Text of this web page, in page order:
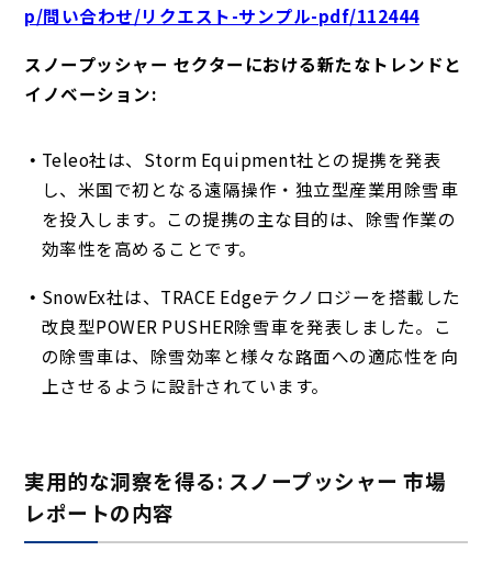
p/問い合わせ/リクエスト-サンプル-pdf/112444
スノープッシャー セクターにおける新たなトレンドと
イノベーション:
Teleo社は、Storm Equipment社との提携を発表
し、米国で初となる遠隔操作・独立型産業用除雪車
を投入します。この提携の主な目的は、除雪作業の
効率性を高めることです。
SnowEx社は、TRACE Edgeテクノロジーを搭載した
改良型POWER PUSHER除雪車を発表しました。こ
の除雪車は、除雪効率と様々な路面への適応性を向
上させるように設計されています。
実用的な洞察を得る: スノープッシャー 市場
レポートの内容